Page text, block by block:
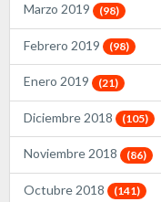
Marzo 2019 (98)
Febrero 2019 (98)
Enero 2019 (21)
Diciembre 2018 (105)
Noviembre 2018 (86)
Octubre 2018 (141)